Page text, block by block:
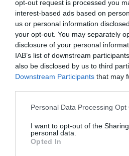
opt-out request is processed you
interest-based ads based on
us or personal information
your opt-out. You may separately
disclosure of your personal
IAB’s list of downstream
also be disclosed by us to third
Downstream Participants that may
Personal Data Processing Opt
I want to opt-out of the
personal data.
Opted In
ugnen i ca 30-35 min.